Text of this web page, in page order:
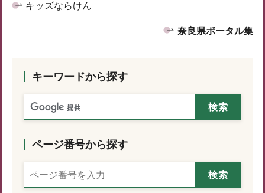
キッズならけん
奈良県ポータル集
キーワードから探す
ページ番号から探す